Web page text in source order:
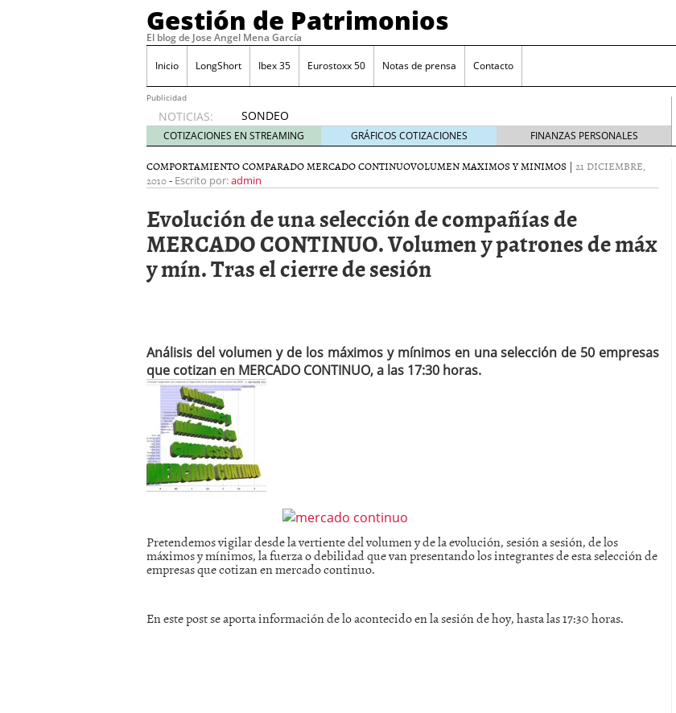
Gestión de Patrimonios
El blog de Jose Angel Mena García
Inicio LongShort Ibex 35 Eurostoxx 50 Notas de prensa Contacto
Publicidad
NOTICIAS:
SONDEO
IBEX35.
ACCESO
A LA
PLANTILLA
TODOS
LOS
VALORES
IBEX35
anuales. Se constata progresivo alejamiento global de m?ximos anuales
mayo 28, 2013
Catalejo sobre IBEX35. SISM?METROS. Prosiguen a la baja desde el 13/mayo
CATALEJO SOBRE IBEX35. TERMOMETROS. Aún con recorrido a la baja para
alcanzar la zona de sobreventa y entonces si se podría apostar por un
rebote interesante
COTIZACIONES EN STREAMING GRÁFICOS COTIZACIONES FINANZAS PERSONALES
COMPORTAMIENTO COMPARADO MERCADO CONTINUOVOLUMEN MAXIMOS Y MINIMOS | 21 DICIEMBRE,
2010- Escrito por:admin
Evolución de una selección de compañías de
MERCADO CONTINUO. Volumen y patrones de máx
y mín. Tras el cierre de sesión
Análisis del volumen y de los máximos y mínimos en una selección de 50 empresas
que cotizan en MERCADO CONTINUO, a las 17:30 horas.
Pretendemos vigilar desde la vertiente del volumen y de la evolución, sesión a sesión, de los
máximos y mínimos, la fuerza o debilidad que van presentando los integrantes de esta selección de
empresas que cotizan en mercado continuo.
En este post se aporta información de lo acontecido en la sesión de hoy, hasta las 17:30 horas.